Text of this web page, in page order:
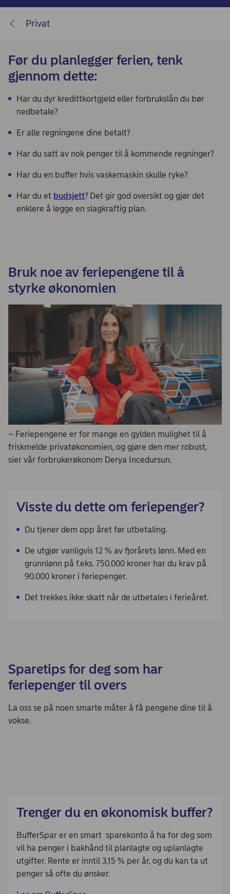
Privat
Før du planlegger ferien, tenk
gjennom dette:
Har du dyr kredittkortgjeld eller forbrukslån du bør
nedbetale?
Er alle regningene dine betalt?
Har du satt av nok penger til å kommende regninger?
Har du en buffer hvis vaskemaskin skulle ryke?
Har du et budsjett? Det gir god oversikt og gjør det
enklere å legge en slagkraftig plan.
Bruk noe av feriepengene til å
styrke økonomien
– Feriepengene er for mange en gylden mulighet til å
friskmelde privatøkonomien, og gjøre den mer robust,
sier vår forbrukerøkonom Derya Incedursun.
Visste du dette om feriepenger?
​Du tjener dem opp året før utbetaling.
De utgjør vanligvis 12 % av fjorårets lønn. Med en
grunnlønn på f.eks. 750.000 kroner har du krav på
90.000 kroner i feriepenger.​
​Det trekkes ikke skatt når de utbetales i ferieåret.​
Sparetips for deg som har
feriepenger til overs
La oss se på noen smarte måter å få pengene dine til å
vokse.
Trenger du en økonomisk buffer?
BufferSpar er en smart sparekonto å ha for deg som
vil ha penger i bakhånd til planlagte og uplanlagte
utgifter. Rente er inntil 3,15 % per år, og du kan ta ut
penger så ofte du ønsker.